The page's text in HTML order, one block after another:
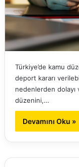
Türkiye’de kamu
deport kararı
nedenlerden dolayı
düzenini,…
Devamını Oku »